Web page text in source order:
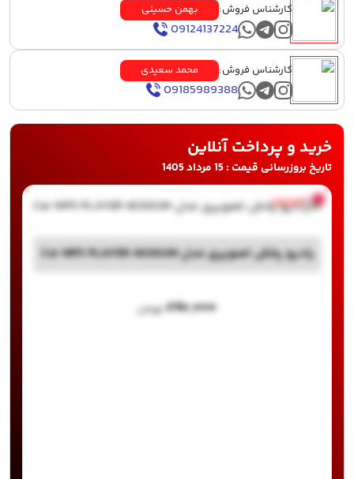
کارشناس فروش: بهمن حسینی
09124137224
کارشناس فروش: محمد سعیدی
09185989388
خرید و پرداخت آنلاین
تاریخ بروزرسانی قیمت : 15 مرداد 1405
ناموجود
رادیو پخش تصویری مدل Car MP5 PLAYER 4030UM
۸۹۰,۰۰۰ تومان